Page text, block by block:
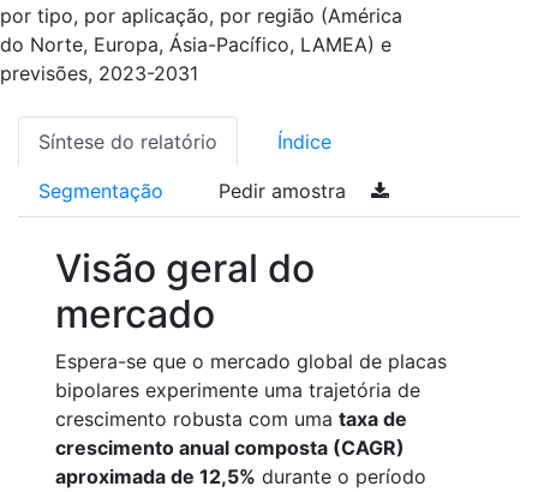
por tipo, por aplicação, por região (América
do Norte, Europa, Ásia-Pacífico, LAMEA) e
previsões, 2023-2031
Síntese do relatório Índice
Segmentação Pedir amostra
Visão geral do
mercado
Espera-se que o mercado global de placas
bipolares experimente uma trajetória de
crescimento robusta com uma taxa de
crescimento anual composta (CAGR)
aproximada de 12,5% durante o período